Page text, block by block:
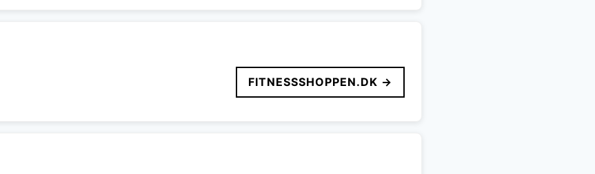
FITNESSSHOPPEN.DK →